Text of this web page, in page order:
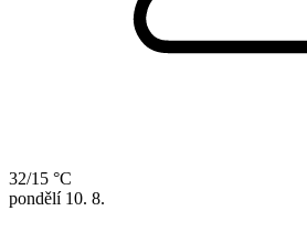
32/15 °C
pondělí 10. 8.